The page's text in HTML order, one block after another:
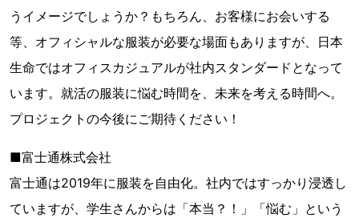
うイメージでしょうか？もちろん、お客様にお会いする
等、オフィシャルな服装が必要な場面もありますが、日本
生命ではオフィスカジュアルが社内スタンダードとなって
います。就活の服装に悩む時間を、未来を考える時間へ。
プロジェクトの今後にご期待ください！
■富士通株式会社
富士通は2019年に服装を自由化。社内ではすっかり浸透し
ていますが、学生さんからは「本当？！」「悩む」という